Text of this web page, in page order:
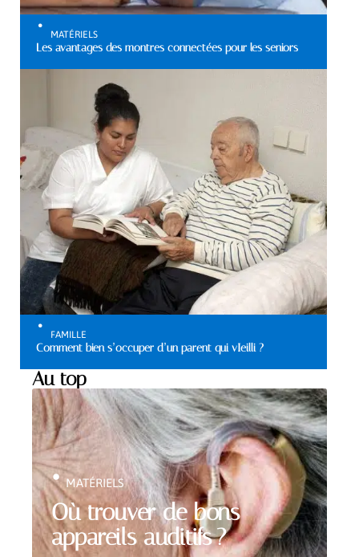
MATÉRIELS
Les avantages des montres connectées pour les seniors
FAMILLE
Comment bien s’occuper d’un parent qui vIeilli ?
Au top
Où trouver de bons
appareils auditifs ?
MATÉRIELS